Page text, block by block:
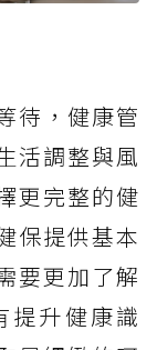
待，健康管
活調整與風
更完整的健
保提供基本
要更加了解
提升健康識